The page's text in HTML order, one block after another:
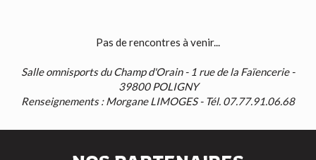
Pas de rencontres à venir...
Salle omnisports du Champ d'Orain - 1 rue de la Faïencerie -
39800 POLIGNY
Renseignements : Morgane LIMOGES - Tél. 07.77.91.06.68